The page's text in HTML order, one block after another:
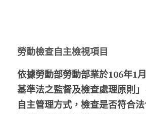
勞動檢查自主檢視項目
依據勞動部勞動部業於106年1
基準法之監督及檢查處理原則
自主管理方式，檢查是否符合